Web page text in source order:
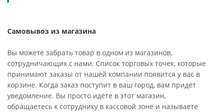
Самовывоз из магазина
Вы можете забрать товар в одном из магазинов,
сотрудничающих с нами. Список торговых точек, которые
принимают заказы от нашей компании появится у вас в
корзине. Когда заказ поступит в ваш город, вам придёт
уведомление. Вы просто идёте в этот магазин,
обращаетесь к сотруднику в кассовой зоне и называете